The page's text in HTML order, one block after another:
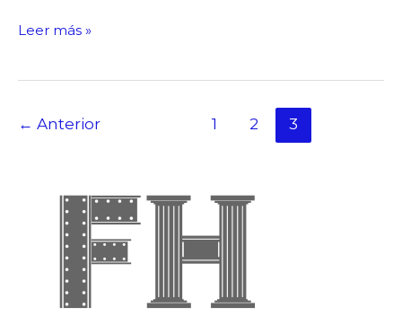
Leer más »
← Anterior 1 2 3